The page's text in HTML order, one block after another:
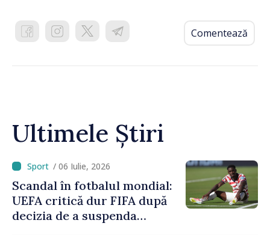
Comentează
Ultimele Știri
/ 06 Iulie, 2026
Scandal în fotbalul mondial:
UEFA critică dur FIFA după
decizia de a suspenda